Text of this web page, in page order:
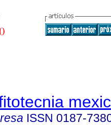
ISSN 0187-